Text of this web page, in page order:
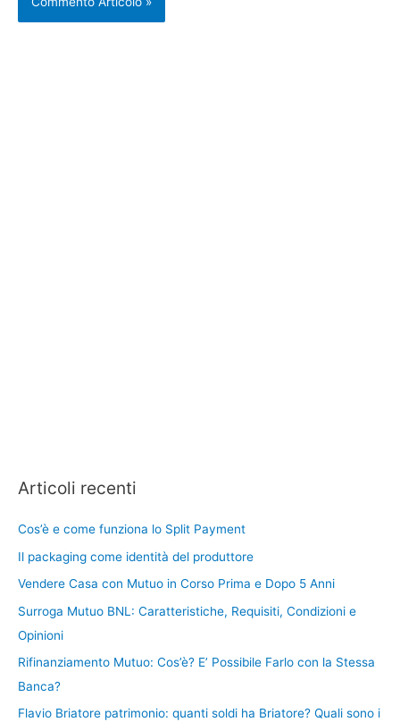
Articoli recenti
Cos’è e come funziona lo Split Payment
Il packaging come identità del produttore
Vendere Casa con Mutuo in Corso Prima e Dopo 5 Anni
Surroga Mutuo BNL: Caratteristiche, Requisiti, Condizioni e
Opinioni
Rifinanziamento Mutuo: Cos’è? E’ Possibile Farlo con la Stessa
Banca?
Flavio Briatore patrimonio: quanti soldi ha Briatore? Quali sono i